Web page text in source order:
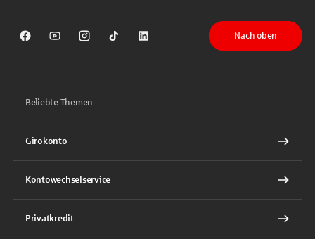
Sparkasse auf Facebook
Sparkasse auf Youtube
Sparkasse auf Instagram
Sparkasse auf TikTok
Sparkasse auf LinkedIn
Nach oben
Beliebte Themen
Girokonto
Kontowechselservice
Privatkredit